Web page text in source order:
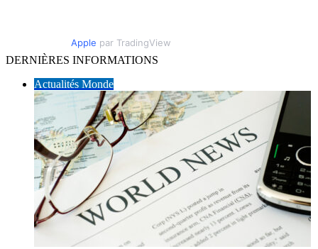
Apple par TradingView
DERNIÈRES INFORMATIONS
Actualités Monde